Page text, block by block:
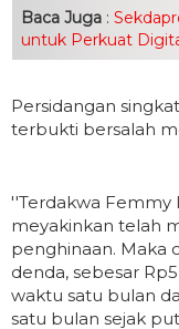
Baca Juga :
untuk Perkuat
Persidangan
terbukti bersalah
''Terdakwa Femmy
meyakinkan telah
penghinaan. Maka
denda, sebesar
waktu satu bulan
satu bulan sejak